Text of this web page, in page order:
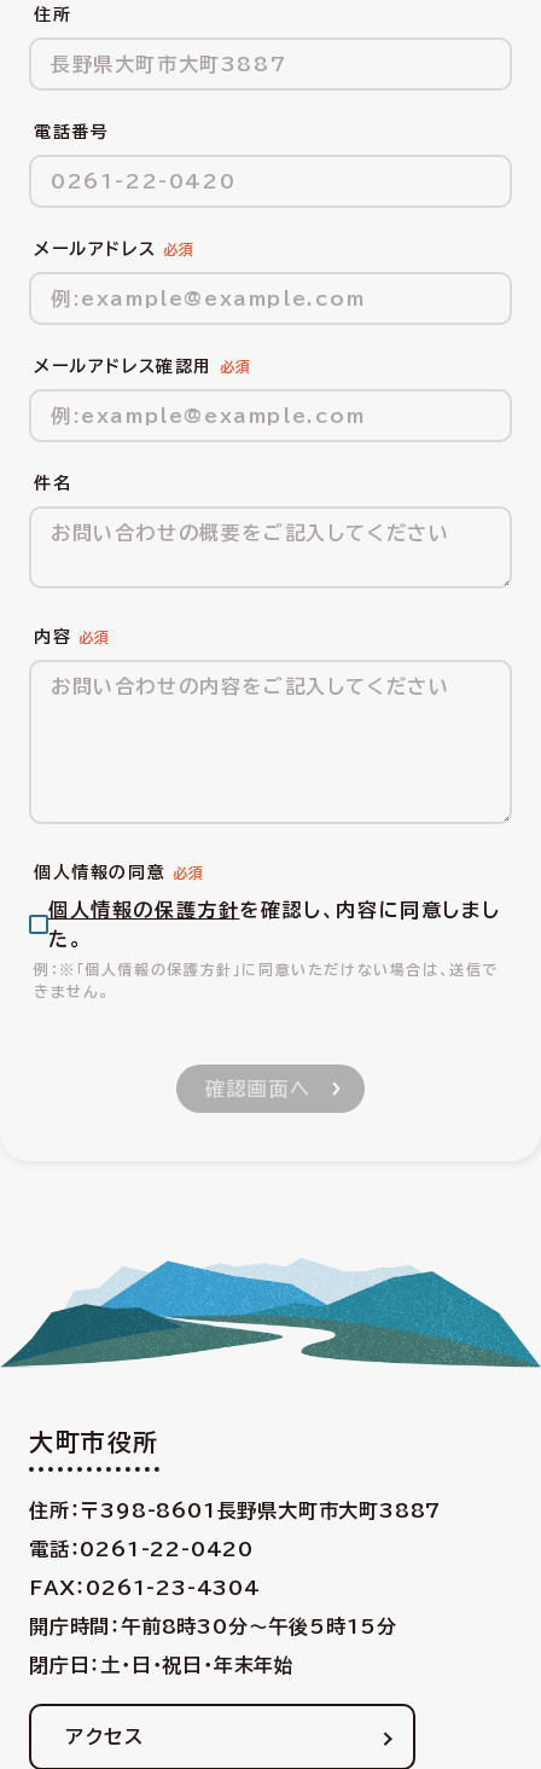
住所
電話番号
メールアドレス
メールアドレス確認用
件名
内容
個人情報の同意
個人情報の保護方針を確認し、内容に同意しまし
た。
※「個人情報の保護方針」に同意いただけない場合は、送信で
きません。
大町市役所
住所：〒398-8601 長野県大町市大町3887
電話：0261-22-0420
FAX：0261-23-4304
開庁時間：午前8時30分〜午後5時15分
閉庁日：土・日・祝日・年末年始
アクセス